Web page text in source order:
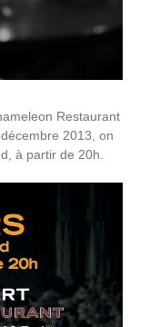
Restaurant
2013, on
à partir de 20h.